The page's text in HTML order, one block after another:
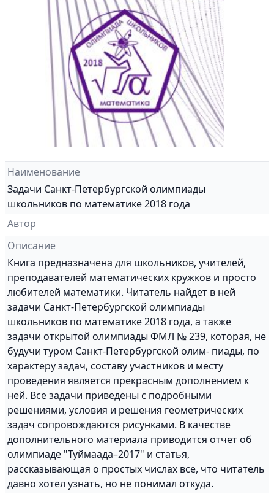
Наименование
Задачи Санкт-Петербургской олимпиады
школьников по математике 2018 года
Автор
Описание
Книга предназначена для школьников, учителей,
преподавателей математических кружков и просто
любителей математики. Читатель найдет в ней
задачи Санкт-Петербургской олимпиады
школьников по математике 2018 года, а также
задачи открытой олимпиады ФМЛ № 239, которая, не
будучи туром Санкт-Петербургской олим- пиады, по
характеру задач, составу участников и месту
проведения является прекрасным дополнением к
ней. Все задачи приведены с подробными
решениями, условия и решения геометрических
задач сопровождаются рисунками. В качестве
дополнительного материала приводится отчет об
олимпиаде "Туймаада–2017" и статья,
рассказывающая о простых числах все, что читатель
давно хотел узнать, но не понимал откуда.